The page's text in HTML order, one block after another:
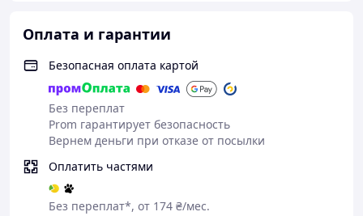
Telegram)
Оплата и гарантии
Безопасная оплата картой
Без переплат
Prom гарантирует безопасность
Вернем деньги при отказе от посылки
Оплатить частями
Без переплат*, от 174 ₴/мес.